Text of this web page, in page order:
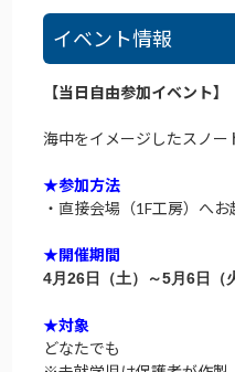
イベント情報
【当日自由参加イベント】
海中をイメージしたスノー
★参加方法
・直接会場（1F工房）へお
★開催期間
4月26日（土）～5月6日（
★対象
どなたでも